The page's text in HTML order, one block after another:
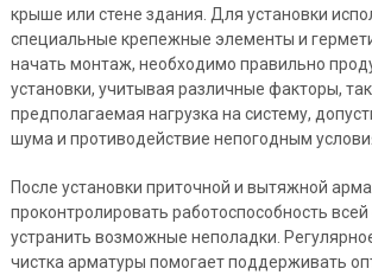
крыше или стене здания. Для установки
специальные крепежные элементы и
начать монтаж, необходимо правильно
установки, учитывая различные факторы,
предполагаемая нагрузка на систему,
шума и противодействие непогодным
После установки приточной и вытяжной
проконтролировать работоспособность
устранить возможные неполадки.
чистка арматуры помогает поддерживать